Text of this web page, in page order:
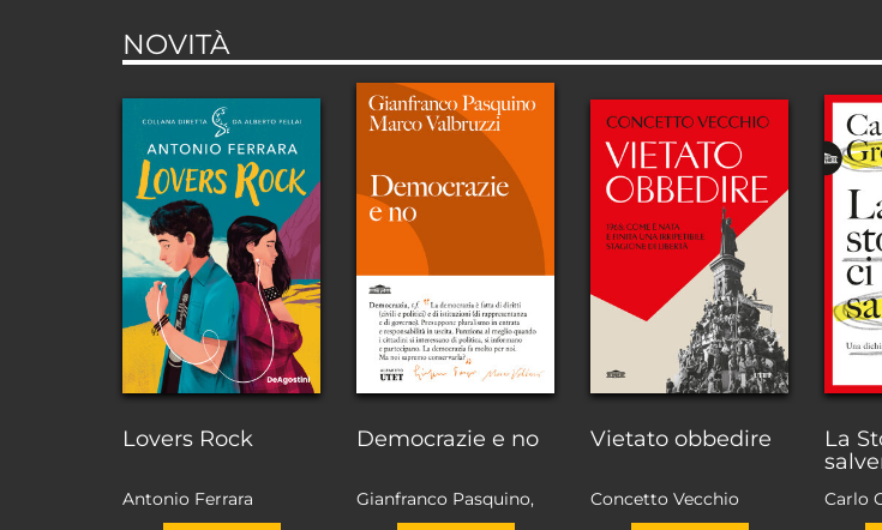
NOVITÀ
Lovers Rock
Antonio Ferrara
Democrazie e no
Gianfranco Pasquino,
Marco Valbruzzi
Vietato obbedire
Concetto Vecchio
La
Carlo